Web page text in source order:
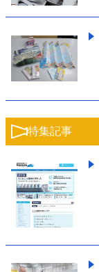
特集記事